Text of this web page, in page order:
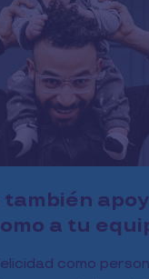
también
a tu
como